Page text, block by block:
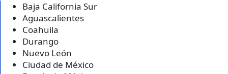
Baja California Sur
Aguascalientes
Coahuila
Durango
Nuevo León
Ciudad de México